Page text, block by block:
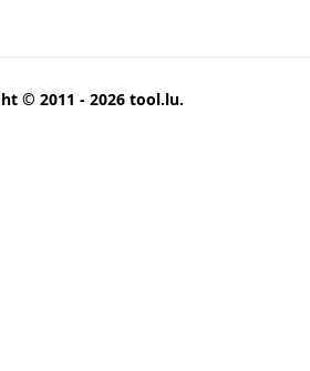
© 2011 - 2026 tool.lu.